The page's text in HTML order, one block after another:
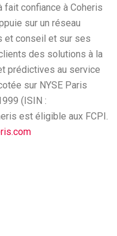
fait confiance à Coheris
sur un réseau
et conseil et sur ses
des solutions à la
prédictives au service
sur NYSE Paris
(ISIN :
est éligible aux FCPI.